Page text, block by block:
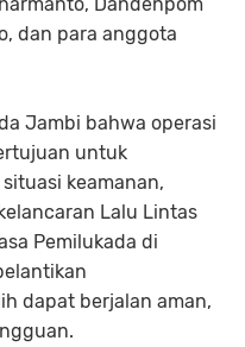
dan para anggota
Jambi bahwa operasi
untuk
keamanan,
Lalu Lintas
Pemilukada di
dapat berjalan aman,